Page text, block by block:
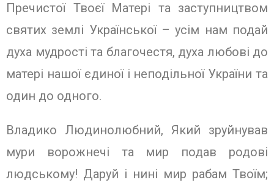
Пречистої Твоєї Матері та заступництвом
святих землі Української – усім нам подай
духа мудрості та благочестя, духа любові до
матері нашої єдиної i неподільної України та
один до одного.
Владико Людинолюбний, Який зруйнував
мури ворожнечi та мир подав родові
людському! Даруй i нині мир рабам Твоїм;